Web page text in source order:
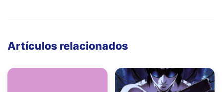
Artículos relacionados